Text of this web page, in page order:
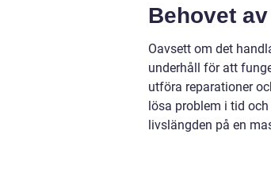
Behovet
Oavsett om det
underhåll för att
utföra reparationer
lösa problem i tid
livslängden på en